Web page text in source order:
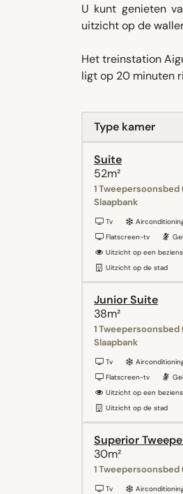
U kunt genieten
uitzicht op de
Het treinstation
ligt op 20 minuten
Type kamer
Suite
52m²
1 Tweepersoonsbed
Slaapbank
Tv
Flatscreen-tv
Uitzicht op een
Uitzicht op de stad
Junior Suite
38m²
1 Tweepersoonsbed
Slaapbank
Tv
Flatscreen-tv
Uitzicht op een
Uitzicht op de stad
Superior
30m²
1
Tv